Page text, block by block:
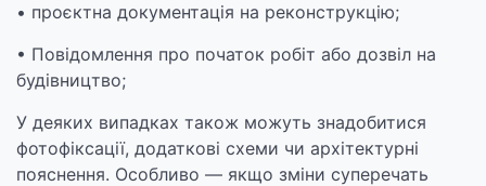
• проєктна документація на реконструкцію;
• Повідомлення про початок робіт або дозвіл на
будівництво;
У деяких випадках також можуть знадобитися
фотофіксації, додаткові схеми чи архітектурні
пояснення. Особливо — якщо зміни суперечать